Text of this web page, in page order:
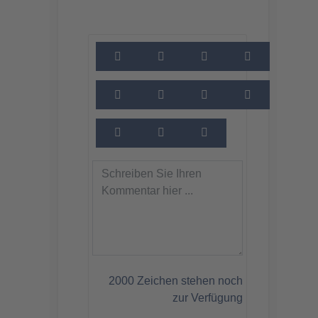
2000 Zeichen stehen noch
zur Verfügung